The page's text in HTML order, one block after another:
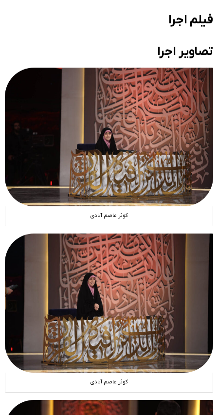
فیلم اجرا
تصاویر اجرا
کوثر عاصم آبادی
کوثر عاصم آبادی